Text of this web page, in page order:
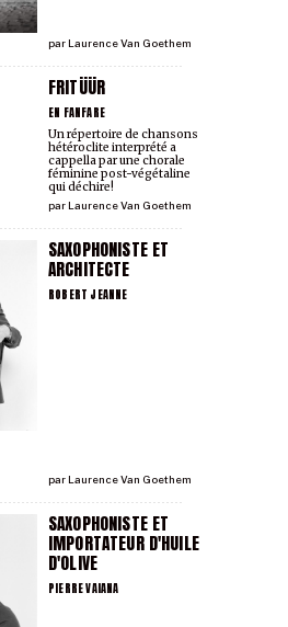
parLaurence Van Goethem
FRITÜÜR
EN FANFARE
parLaurence Van Goethem
Un répertoire de chansons
hétéroclite interprété a
cappella par une chorale
féminine post-végétaline
qui déchire!
SAXOPHONISTE ET
ARCHITECTE
ROBERT JEANNE
parLaurence Van Goethem
SAXOPHONISTE ET
IMPORTATEUR D'HUILE
D'OLIVE
PIERRE VAIANA